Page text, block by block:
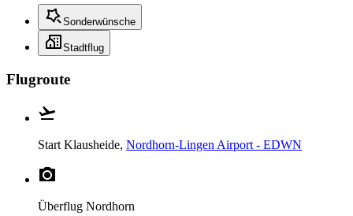
Sonderwünsche
Stadtflug
Flugroute
Start Klausheide, Nordhorn-Lingen Airport - EDWN
Überflug Nordhorn